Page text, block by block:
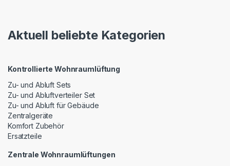
Aktuell beliebte Kategorien
Kontrollierte Wohnraumlüftung
Zu- und Abluft Sets
Zu- und Abluftverteiler Set
Zu- und Abluft für Gebäude
Zentralgeräte
Komfort Zubehör
Ersatzteile
Zentrale Wohnraumlüftungen